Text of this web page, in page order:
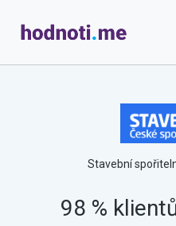
Stavební
98 %